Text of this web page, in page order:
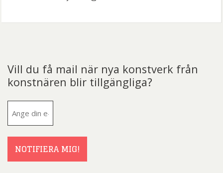
Vill du få mail när nya konstverk från
konstnären blir tillgängliga?
NOTIFIERA MIG!